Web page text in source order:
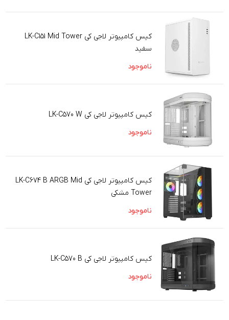
کیس کامپیوتر لاجی کی LK-C151 Mid Tower
سفید
ناموجود
کیس کامپیوتر لاجی کی LK-C570 W
ناموجود
کیس کامپیوتر لاجی کی LK-C674 B ARGB Mid
Tower مشکی
ناموجود
کیس کامپیوتر لاجی کی LK-C570 B
ناموجود